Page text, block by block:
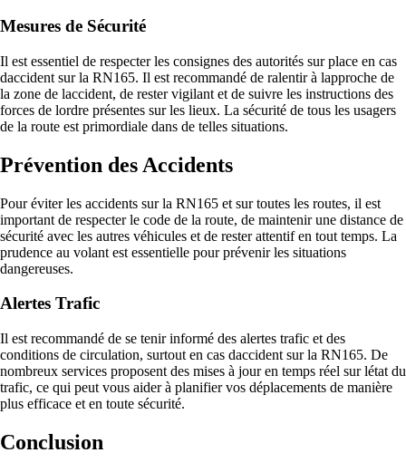
Mesures de Sécurité
Il est essentiel de respecter les consignes des autorités sur place en cas
daccident sur la RN165. Il est recommandé de ralentir à lapproche de
la zone de laccident, de rester vigilant et de suivre les instructions des
forces de lordre présentes sur les lieux. La sécurité de tous les usagers
de la route est primordiale dans de telles situations.
Prévention des Accidents
Pour éviter les accidents sur la RN165 et sur toutes les routes, il est
important de respecter le code de la route, de maintenir une distance de
sécurité avec les autres véhicules et de rester attentif en tout temps. La
prudence au volant est essentielle pour prévenir les situations
dangereuses.
Alertes Trafic
Il est recommandé de se tenir informé des alertes trafic et des
conditions de circulation, surtout en cas daccident sur la RN165. De
nombreux services proposent des mises à jour en temps réel sur létat du
trafic, ce qui peut vous aider à planifier vos déplacements de manière
plus efficace et en toute sécurité.
Conclusion